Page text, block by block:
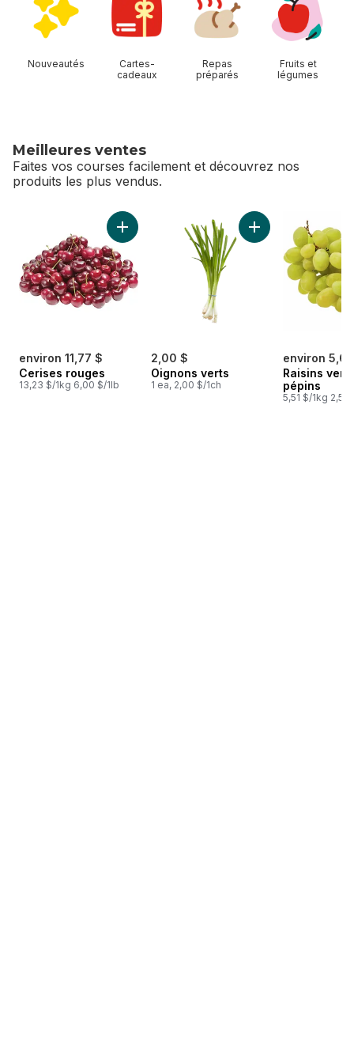
Nouveautés
Cartes-
cadeaux
Repas
préparés
Fruits et
légumes
Meilleures ventes
Faites vos courses facilement et découvrez nos
produits les plus vendus.
sauter Meilleures ventes
environ 11,77 $
Cerises rouges
13,23 $/1kg 6,00 $/1lb
Ajouter Cerises rouges au panier
2,00 $
Oignons verts
1 ea, 2,00 $/1ch
Ajouter Oignons
environ
Raisins
pépins
5,51 $/1kg 2,50